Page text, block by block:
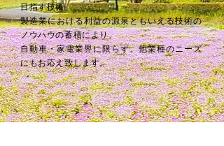
目指す技術
製造業における利益の源泉ともいえる技術の
ノウハウの蓄積により、
自動車・家電業界に限らず、他業種のニーズ
にもお応え致します。